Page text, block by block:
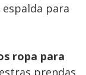
para
ropa para
prendas